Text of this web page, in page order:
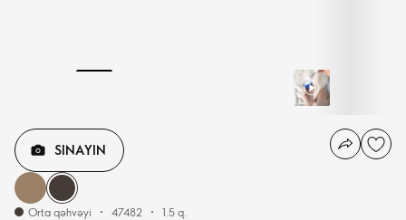
SINAYIN
Orta qəhvəyi 47482 1.5 q.